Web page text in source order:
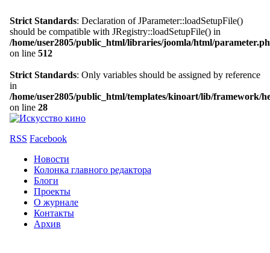
Strict Standards: Declaration of JParameter::loadSetupFile()
should be compatible with JRegistry::loadSetupFile() in
/home/user2805/public_html/libraries/joomla/html/
on line 512
Strict Standards: Only variables should be assigned by reference
in
/home/user2805/public_html/templates/kinoart/lib/framework/
on line 28
RSS Facebook
Новости
Колонка главного редактора
Блоги
Проекты
О журнале
Контакты
Архив